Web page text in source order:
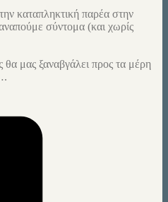
καταπληκτική παρέα στην
σύντομα (και χωρίς
θα μας ξαναβγάλει προς τα μέρη